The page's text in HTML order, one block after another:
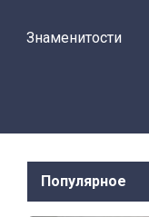
Знаменитости
Популярное